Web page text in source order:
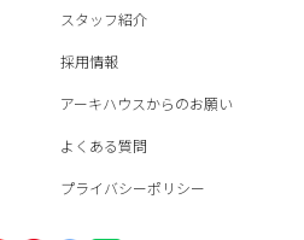
スタッフ紹介
採用情報
アーキハウスからのお願い
よくある質問
プライバシーポリシー